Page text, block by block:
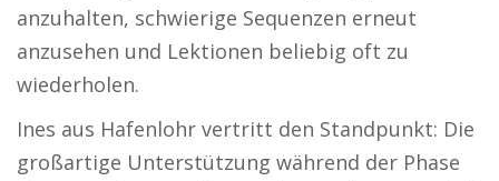
anzuhalten, schwierige Sequenzen erneut
anzusehen und Lektionen beliebig oft zu
wiederholen.
Ines aus Hafenlohr vertritt den Standpunkt: Die
großartige Unterstützung während der Phase